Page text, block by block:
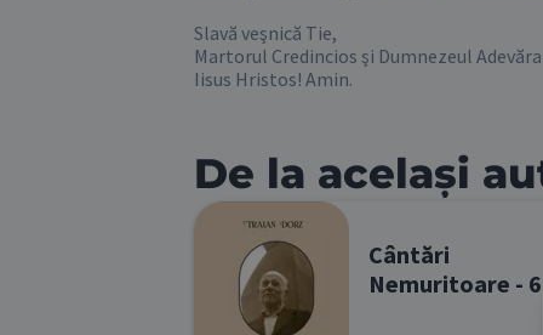
Slavă veşnică Tie,
Martorul Credincios şi Dumnezeul
Iisus Hristos! Amin.
De la același
Cântări
Nemuritoare - 6